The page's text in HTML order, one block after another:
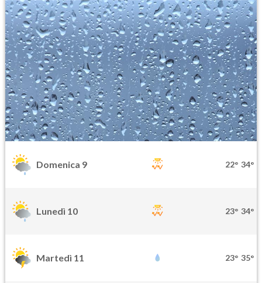
Domenica 9 22° 34°
Lunedì 10 23° 34°
Martedì 11 23° 35°